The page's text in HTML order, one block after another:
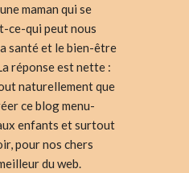
maman qui se
ce-qui peut nous
santé et le bien-être
réponse est nette :
naturellement que
ce blog menu-
enfants et surtout
pour nos chers
du web.